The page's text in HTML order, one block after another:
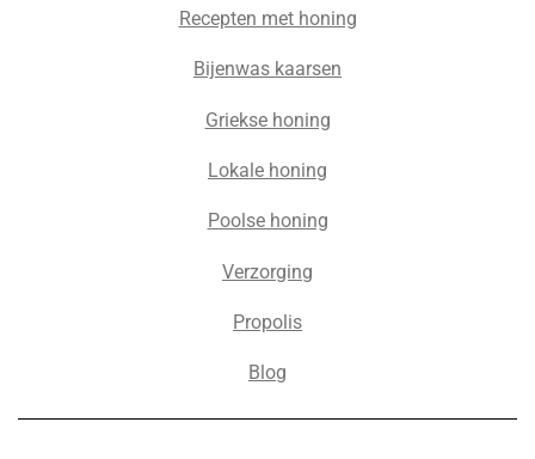
Recepten met honing
Bijenwas kaarsen
Griekse honing
Lokale honing
Poolse honing
Verzorging
Propolis
Blog